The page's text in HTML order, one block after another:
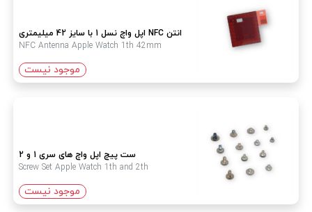
انتن NFC اپل واچ نسل 1 با سایز 42 میلیمتری
NFC Antenna Apple Watch 1th 42mm
موجود نیست
ست پیچ اپل واچ های سری 1 و 2
Screw Set Apple Watch 1th and 2th
موجود نیست